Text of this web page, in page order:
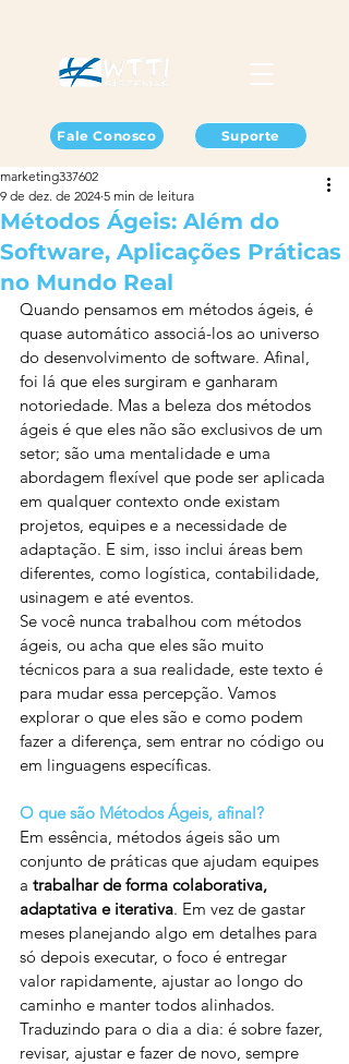
Suporte
Fale Conosco
Métodos Ágeis: Além do
Software, Aplicações Práticas
no Mundo Real
marketing337602
9 de dez. de 2024 5 min de leitura
Quando pensamos em métodos ágeis, é
quase automático associá-los ao universo
do desenvolvimento de software. Afinal,
foi lá que eles surgiram e ganharam
notoriedade. Mas a beleza dos métodos
ágeis é que eles não são exclusivos de um
setor; são uma mentalidade e uma
abordagem flexível que pode ser aplicada
em qualquer contexto onde existam
projetos, equipes e a necessidade de
adaptação. E sim, isso inclui áreas bem
diferentes, como logística, contabilidade,
usinagem e até eventos.
Se você nunca trabalhou com métodos
ágeis, ou acha que eles são muito
técnicos para a sua realidade, este texto é
para mudar essa percepção. Vamos
explorar o que eles são e como podem
fazer a diferença, sem entrar no código ou
em linguagens específicas.
O que são Métodos Ágeis, afinal?
Em essência, métodos ágeis são um
conjunto de práticas que ajudam equipes
a trabalhar de forma colaborativa,
adaptativa e iterativa. Em vez de gastar
meses planejando algo em detalhes para
só depois executar, o foco é entregar
valor rapidamente, ajustar ao longo do
caminho e manter todos alinhados.
Traduzindo para o dia a dia: é sobre fazer,
revisar, ajustar e fazer de novo, sempre